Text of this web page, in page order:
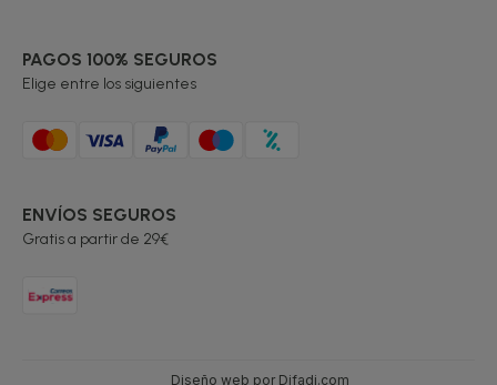
PAGOS 100% SEGUROS
Elige entre los siguientes
ENVÍOS SEGUROS
Gratis a partir de 29€
Diseño web por Difadi.com